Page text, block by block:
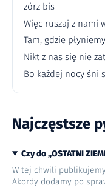
zórz bis
Więc ruszaj z nami
Tam, gdzie
Nikt z nas się nie
Bo każdej nocy śni
Najczęstsze
Czy do „OSTATNI
W tej chwili
Akordy dodamy po